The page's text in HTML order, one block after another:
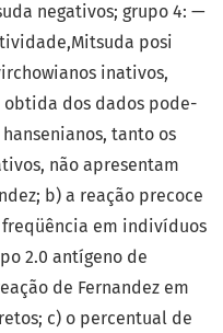
negativos; grupo 4: —
posi
inativos,
obtida dos dados pode-
tanto os
não apresentam
b) a reação precoce
em indivíduos
2.0 antígeno de
de Fernandez em
c) o percentual de